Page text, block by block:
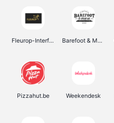
Fleurop-Interflora Barefoot & More
Pizzahut.be Weekendesk